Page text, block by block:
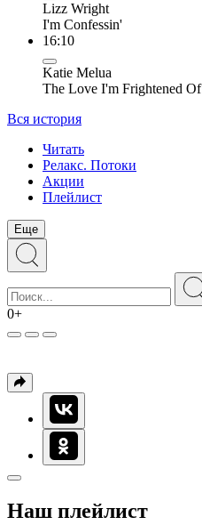
Lizz Wright
I'm Confessin'
16:10
Katie Melua
The Love I'm Frightened Of
Вся история
Читать
Релакс. Потоки
Акции
Плейлист
Еще
0+
Наш плейлист